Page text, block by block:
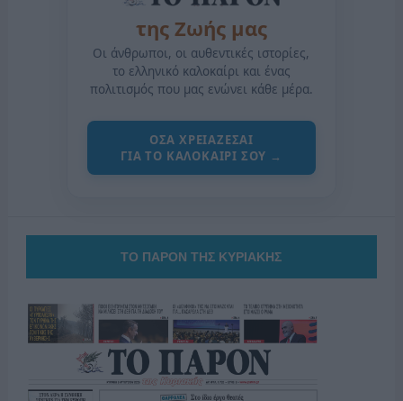
της Ζωής μας
Οι άνθρωποι, οι αυθεντικές ιστορίες,
το ελληνικό καλοκαίρι και ένας
πολιτισμός που μας ενώνει κάθε μέρα.
ΟΣΑ ΧΡΕΙΑΖΕΣΑΙ
ΓΙΑ ΤΟ ΚΑΛΟΚΑΙΡΙ ΣΟΥ →
ΤΟ ΠΑΡΟΝ ΤΗΣ ΚΥΡΙΑΚΗΣ